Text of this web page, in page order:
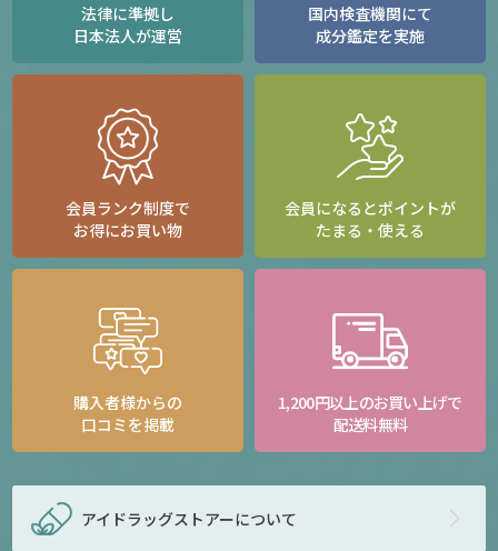
法律に準拠し
日本法人が運営
国内検査機関にて
成分鑑定を実施
会員ランク制度で
お得にお買い物
会員になるとポイントが
たまる・使える
購入者様からの
口コミを掲載
1,200円以上のお買い上げで
配送料無料
アイドラッグストアーについて